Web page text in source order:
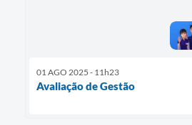
01 AGO 2025 - 11h23
Avaliação de Gestão